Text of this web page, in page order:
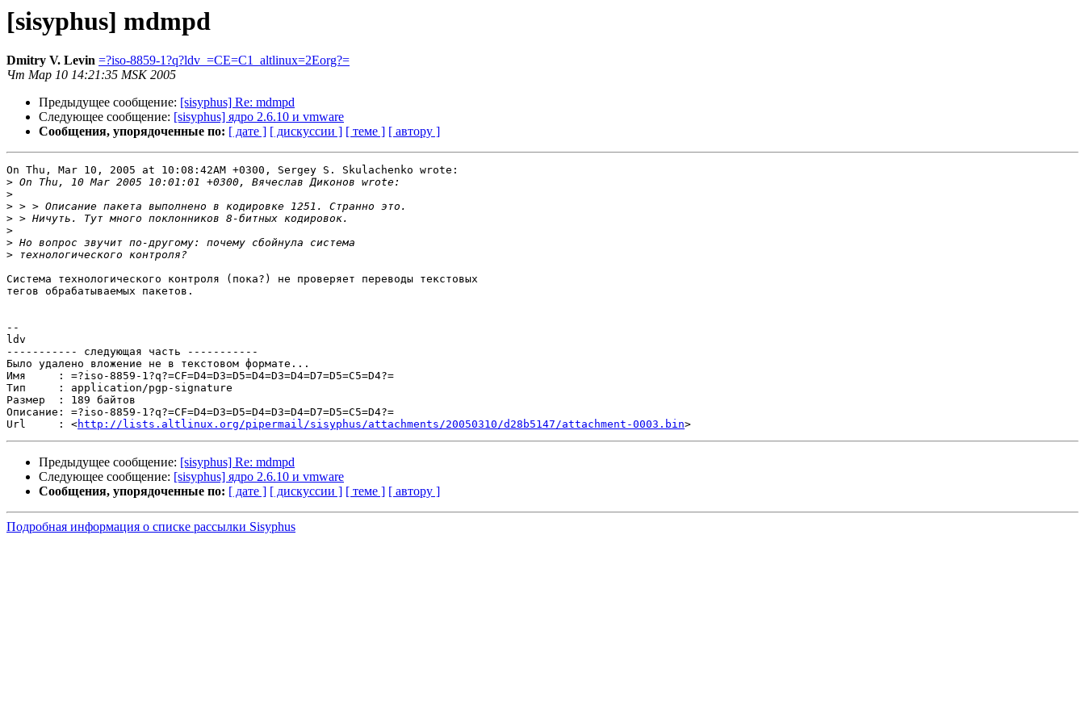
[sisyphus] mdmpd
Dmitry V. Levin =?iso-8859-1?q?ldv_=CE=C1_altlinux=2Eorg?=
Чт Мар 10 14:21:35 MSK 2005
Предыдущее сообщение: [sisyphus] Re: mdmpd
Следующее сообщение: [sisyphus] ядро 2.6.10 и vmware
Сообщения, упорядоченные по: [ дате ] [ дискуссии ] [ теме ] [ автору ]
On Thu, Mar 10, 2005 at 10:08:42AM +0300, Sergey S. Skulachenko wrote:
>
>
>
>
>
>
>
Система технологического контроля (пока?) не проверяет переводы текстовых
тегов обрабатываемых пакетов.
--
ldv
----------- следующая часть -----------
Было удалено вложение не в текстовом формате...
Имя     : =?iso-8859-1?q?=CF=D4=D3=D5=D4=D3=D4=D7=D5=C5=D4?=
Тип     : application/pgp-signature
Размер  : 189 байтов
Описание: =?iso-8859-1?q?=CF=D4=D3=D5=D4=D3=D4=D7=D5=C5=D4?=
Url     : <http://lists.altlinux.org/pipermail/sisyphus/attachments/20050310/d28b5147/attachment-0003.bin
Предыдущее сообщение: [sisyphus] Re: mdmpd
Следующее сообщение: [sisyphus] ядро 2.6.10 и vmware
Сообщения, упорядоченные по: [ дате ] [ дискуссии ] [ теме ] [ автору ]
Подробная информация о списке рассылки Sisyphus